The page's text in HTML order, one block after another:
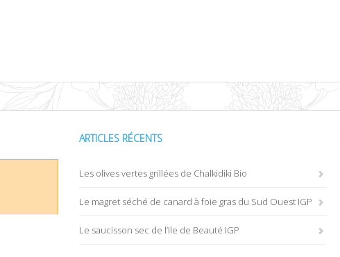
ARTICLES RÉCENTS
Les olives vertes grillées de Chalkidiki Bio
Le magret séché de canard à foie gras du Sud Ouest IGP
Le saucisson sec de l’Ile de Beauté IGP